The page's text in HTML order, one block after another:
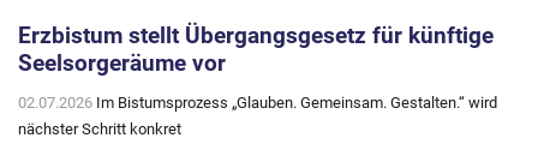
Erzbistum stellt Übergangsgesetz für künftige
Seelsorgeräume vor
02.07.2026 Im Bistumsprozess „Glauben. Gemeinsam. Gestalten.“ wird
nächster Schritt konkret